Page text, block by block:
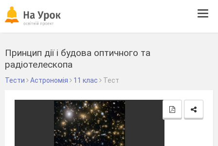
Принцип дії і будова оптичного та
радіотелескопа
Тести Астрономія 11 клас Тест